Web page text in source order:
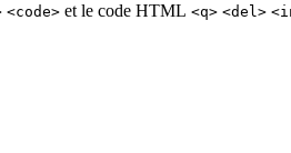
<code> et le code HTML <q> <del>